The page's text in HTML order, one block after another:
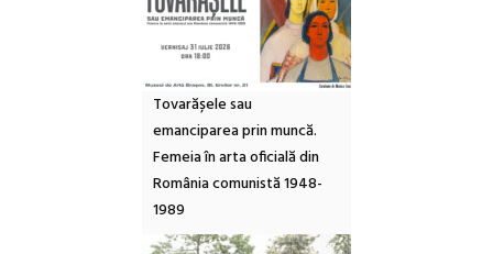
Tovarășele sau
emanciparea prin muncă.
Femeia în arta oficială din
România comunistă 1948-
1989